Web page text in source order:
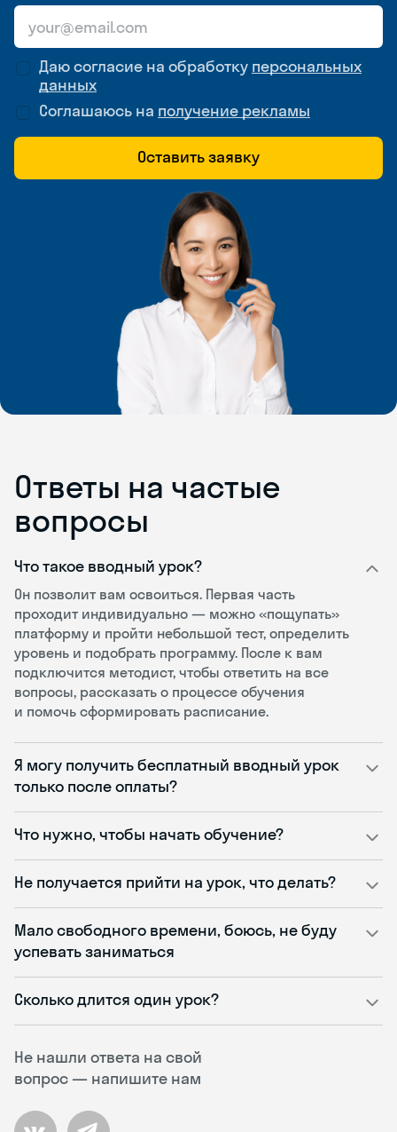
Даю согласие на обработку персональных
данных
Соглашаюсь на получение рекламы
Оставить заявку
Ответы на частые
вопросы
Не нашли ответа на свой
вопрос — напишите нам
Что такое вводный урок?
Он позволит вам освоиться. Первая часть
проходит индивидуально — можно «пощупать»
платформу и пройти небольшой тест, определить
уровень и подобрать программу. После к вам
подключится методист, чтобы ответить на все
вопросы, рассказать о процессе обучения
и помочь сформировать расписание.
Я могу получить бесплатный вводный урок
только после оплаты?
Что нужно, чтобы начать обучение?
Не получается прийти на урок, что делать?
Мало свободного времени, боюсь, не буду
успевать заниматься
Сколько длится один урок?